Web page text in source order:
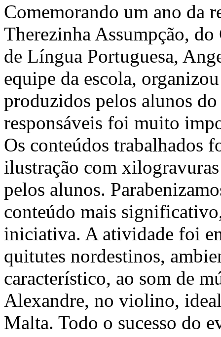
Comemorando um ano da
Therezinha Assumpção,
de Língua Portuguesa,
equipe da escola,
produzidos pelos alunos
responsáveis foi muito
Os conteúdos trabalhados
ilustração com
pelos alunos.
conteúdo mais
iniciativa. A atividade foi
quitutes nordestinos,
característico, ao som de
Alexandre, no violino,
Malta. Todo o sucesso do